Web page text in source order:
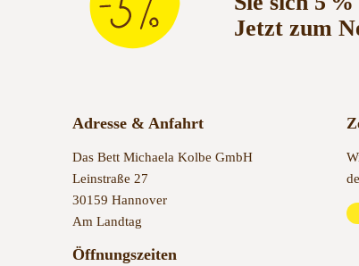
Jetzt zum
Adresse & Anfahrt
Das Bett Michaela Kolbe GmbH
Leinstraße 27
30159 Hannover
Am Landtag
Öffnungszeiten